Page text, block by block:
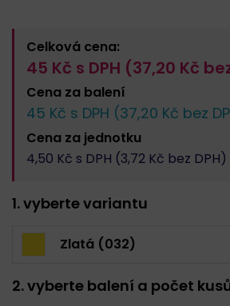
Celková cena:
45 Kč s DPH (37,20 Kč
Cena za balení
45 Kč s DPH (37,20 Kč bez
Cena za jednotku
4,50 Kč s DPH (3,72 Kč bez DPH)
1. vyberte variantu
Zlatá (032)
2. vyberte balení a počet